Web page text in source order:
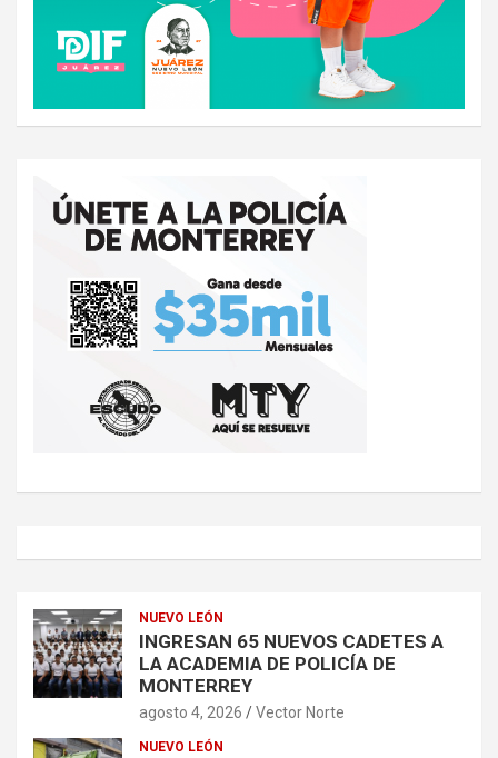
NUEVO LEÓN
INGRESAN 65 NUEVOS CADETES A
LA ACADEMIA DE POLICÍA DE
MONTERREY
agosto 4, 2026 Vector Norte
NUEVO LEÓN